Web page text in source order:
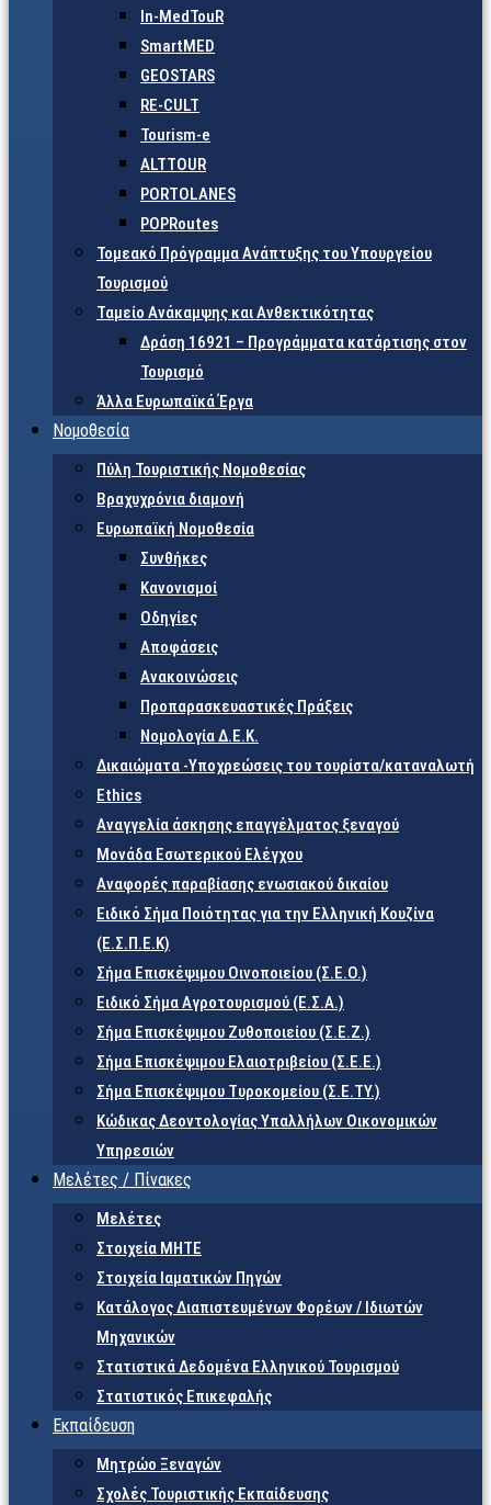
In-MedTouR
SmartMED
GEOSTARS
RE-CULT
Tourism-e
ALTTOUR
PORTOLANES
POPRoutes
Τομεακό Πρόγραμμα Ανάπτυξης του Υπουργείου
Τουρισμού
Ταμείο Ανάκαμψης και Ανθεκτικότητας
Δράση 16921 – Προγράμματα κατάρτισης στον
Τουρισμό
Άλλα Ευρωπαϊκά Έργα
Νομοθεσία
Πύλη Τουριστικής Νομοθεσίας
Βραχυχρόνια διαμονή
Ευρωπαϊκή Νομοθεσία
Συνθήκες
Κανονισμοί
Οδηγίες
Αποφάσεις
Ανακοινώσεις
Προπαρασκευαστικές Πράξεις
Νομολογία Δ.Ε.Κ.
Δικαιώματα -Υποχρεώσεις του τουρίστα/καταναλωτή
Ethics
Αναγγελία άσκησης επαγγέλματος ξεναγού
Μονάδα Εσωτερικού Ελέγχου
Αναφορές παραβίασης ενωσιακού δικαίου
Ειδικό Σήμα Ποιότητας για την Ελληνική Κουζίνα
(Ε.Σ.Π.Ε.Κ)
Σήμα Επισκέψιμου Οινοποιείου (Σ.Ε.Ο.)
Ειδικό Σήμα Αγροτουρισμού (Ε.Σ.Α.)
Σήμα Επισκέψιμου Ζυθοποιείου (Σ.Ε.Ζ.)
Σήμα Επισκέψιμου Ελαιοτριβείου (Σ.Ε.Ε.)
Σήμα Επισκέψιμου Τυροκομείου (Σ.Ε.TY.)
Κώδικας Δεοντολογίας Υπαλλήλων Οικονομικών
Υπηρεσιών
Μελέτες / Πίνακες
Μελέτες
Στοιχεία ΜΗΤΕ
Στοιχεία Ιαματικών Πηγών
Κατάλογος Διαπιστευμένων Φορέων / Ιδιωτών
Μηχανικών
Στατιστικά Δεδομένα Ελληνικού Τουρισμού
Στατιστικός Επικεφαλής
Εκπαίδευση
Μητρώο Ξεναγών
Σχολές Τουριστικής Εκπαίδευσης